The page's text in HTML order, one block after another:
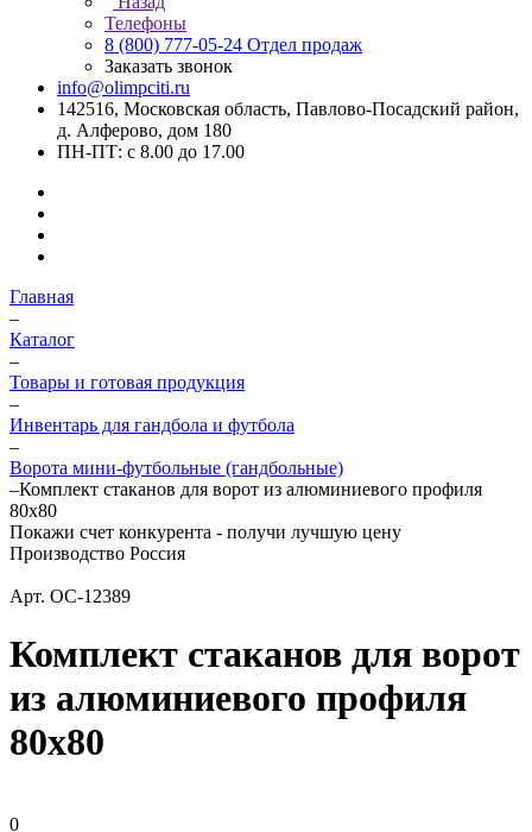
Телефоны
8 (800) 777-05-24 Отдел продаж
Заказать звонок
info@olimpciti.ru
142516, Московская область, Павлово-Посадский район,
д. Алферово, дом 180
ПН-ПТ: с 8.00 до 17.00
Главная
–
Каталог
–
Товары и готовая продукция
–
Инвентарь для гандбола и футбола
–
Ворота мини-футбольные (гандбольные)
–Комплект стаканов для ворот из алюминиевого профиля
80х80
Покажи счет конкурента - получи лучшую цену
Производство Россия
Арт. ОС-12389
Комплект стаканов для ворот
из алюминиевого профиля
80х80
0